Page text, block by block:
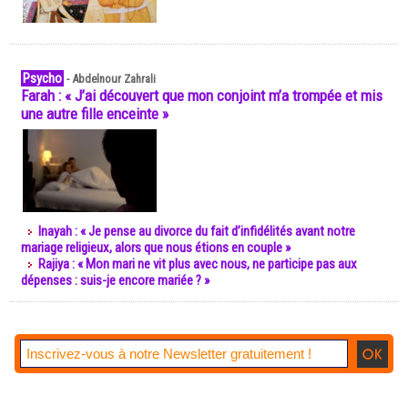
Psycho -Abdelnour Zahrali
Farah : « J’ai découvert que mon conjoint m’a trompée et mis
une autre fille enceinte »
Inayah : « Je pense au divorce du fait d’infidélités avant notre
mariage religieux, alors que nous étions en couple »
Rajiya : « Mon mari ne vit plus avec nous, ne participe pas aux
dépenses : suis-je encore mariée ? »